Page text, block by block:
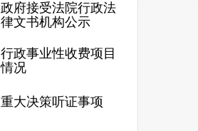
政府接受法院行政法
律文书机构公示
行政事业性收费项目
情况
重大决策听证事项